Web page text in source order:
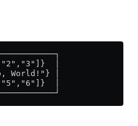
│
World!"} │
│